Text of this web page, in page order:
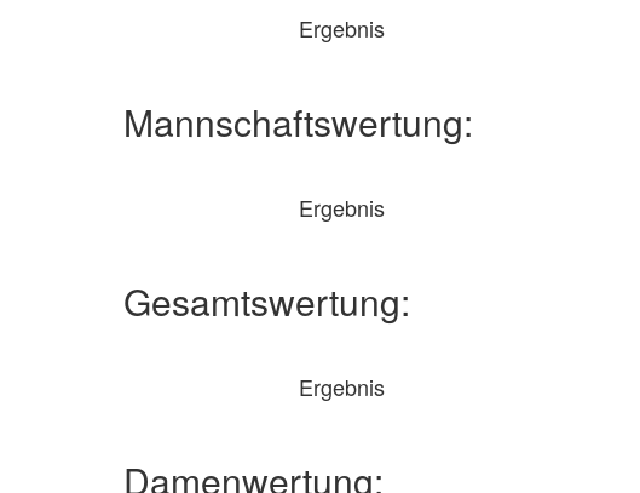
Ergebnis
Mannschaftswertung:
Ergebnis
Gesamtswertung:
Ergebnis
Damenwertung: